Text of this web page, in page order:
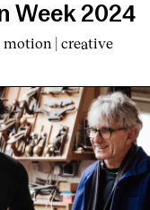
Week 2024
| creative